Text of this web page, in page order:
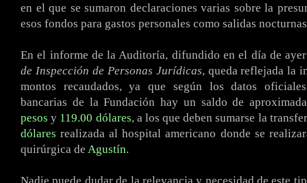
en el que se sumaron declaraciones varias sobre la
esos fondos para gastos personales como salidas
En el informe de la Auditoría, difundido en el día de
de Inspección de Personas Jurídicas, queda reflejada la
montos recaudados, ya que según los datos
bancarias de la Fundación hay un saldo de
pesos y 119.00 dólares, a los que deben sumarse la
dólares realizada al hospital americano donde se
quirúrgica de Agustín.